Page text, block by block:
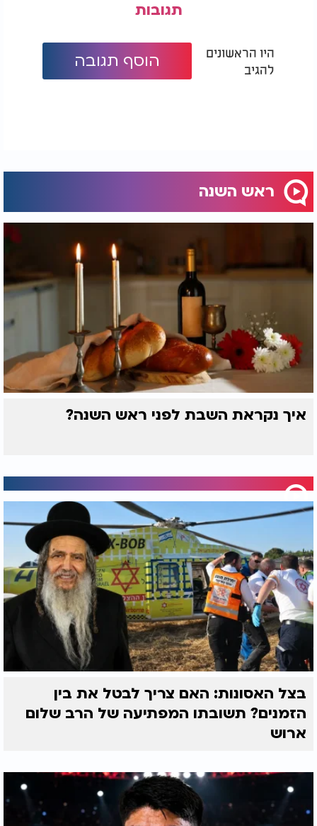
תגובות
היו הראשונים
להגיב
הוסף תגובה
ראש השנה
איך נקראת השבת לפני ראש השנה?
בצל האסונות: האם צריך לבטל את בין
הזמנים? תשובתו המפתיעה של הרב שלום
ארוש